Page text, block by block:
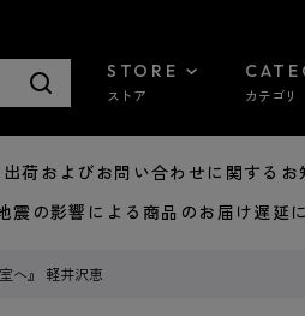
STORE
ストア カテゴリ
およびお問い合わせに関するお
の影響による商品のお届け遅延
へ』 軽井沢恵